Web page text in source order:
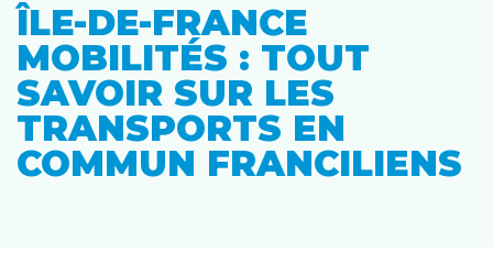
ÎLE-DE-FRANCE
MOBILITÉS : TOUT
SAVOIR SUR LES
TRANSPORTS EN
COMMUN FRANCILIENS